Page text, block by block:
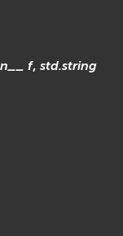
f,std.string